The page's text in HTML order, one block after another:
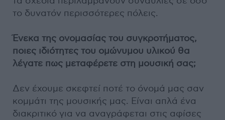
το δυνατόν περισσότερες πόλεις.
Ένεκα της ονομασίας του συγκροτήματος,
ποιες ιδιότητες του ομώνυμου υλικού θα
λέγατε πως μεταφέρετε στη μουσική σας;
Δεν έχουμε σκεφτεί ποτέ το όνομά μας σαν
κομμάτι της μουσικής μας. Είναι απλά ένα
διακριτικό για να αναγράφεται στις αφίσες